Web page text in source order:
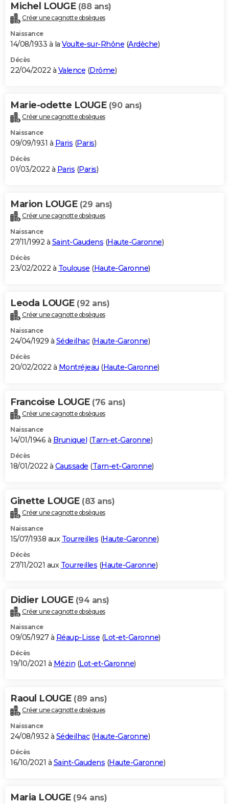
Michel LOUGE (88 ans)
Créer une cagnotte obsèques
Naissance
14/08/1933 à la Voulte-sur-Rhône (Ardèche)
Décès
22/04/2022 à Valence (Drôme)
Marie-odette LOUGE (90 ans)
Créer une cagnotte obsèques
Naissance
09/09/1931 à Paris (Paris)
Décès
01/03/2022 à Paris (Paris)
Marion LOUGE (29 ans)
Créer une cagnotte obsèques
Naissance
27/11/1992 à Saint-Gaudens (Haute-Garonne)
Décès
23/02/2022 à Toulouse (Haute-Garonne)
Leoda LOUGE (92 ans)
Créer une cagnotte obsèques
Naissance
24/04/1929 à Sédeilhac(Haute-Garonne)
Décès
20/02/2022 à Montréjeau (Haute-Garonne)
Francoise LOUGE (76 ans)
Créer une cagnotte obsèques
Naissance
14/01/1946 à Bruniquel (Tarn-et-Garonne)
Décès
18/01/2022 à Caussade (Tarn-et-Garonne)
Ginette LOUGE (83 ans)
Créer une cagnotte obsèques
Naissance
15/07/1938 aux Tourreilles (Haute-Garonne)
Décès
27/11/2021 aux Tourreilles (Haute-Garonne)
Didier LOUGE (94 ans)
Créer une cagnotte obsèques
Naissance
09/05/1927 à Réaup-Lisse (Lot-et-Garonne)
Décès
19/10/2021 à Mézin (Lot-et-Garonne)
Raoul LOUGE (89 ans)
Créer une cagnotte obsèques
Naissance
24/08/1932 à Sédeilhac(Haute-Garonne)
Décès
16/10/2021 à Saint-Gaudens (Haute-Garonne)
Maria LOUGE (94 ans)